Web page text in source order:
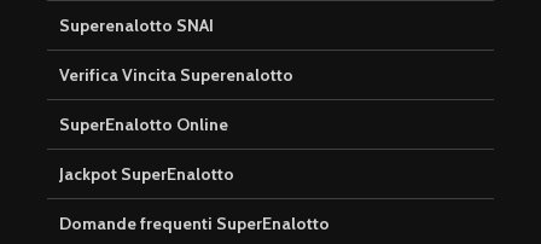
Superenalotto SNAI
Verifica Vincita Superenalotto
SuperEnalotto Online
Jackpot SuperEnalotto
Domande frequenti SuperEnalotto